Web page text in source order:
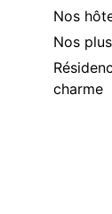
Nos
Nos
charme